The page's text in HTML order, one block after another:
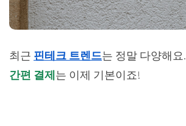
최근 핀테크 트렌드는 정말 다양해요.
간편 결제는 이제 기본이죠!